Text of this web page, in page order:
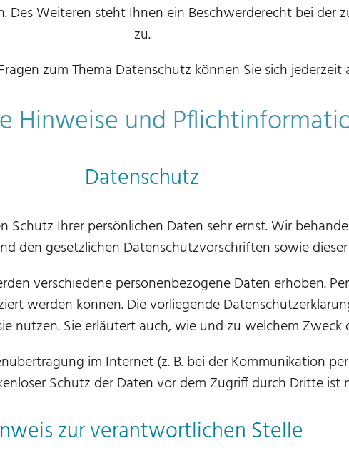
Des Weiteren steht Ihnen ein Beschwerderecht bei der
zu.
zum Thema Datenschutz können Sie sich jederzeit
Hinweise und
Datenschutz
Schutz Ihrer persönlichen Daten sehr ernst. Wir
den gesetzlichen Datenschutzvorschriften sowie
verschiedene personenbezogene Daten erhoben.
werden können. Die vorliegende
nutzen. Sie erläutert auch, wie und zu welchem Zweck
im Internet (z. B. bei der Kommunikation
Schutz der Daten vor dem Zugriff durch Dritte ist
zur verantwortlichen Stelle